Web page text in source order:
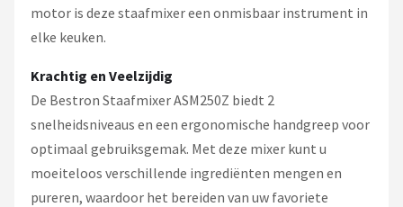
motor is deze staafmixer een onmisbaar instrument in
elke keuken.
Krachtig en Veelzijdig
De Bestron Staafmixer ASM250Z biedt 2
snelheidsniveaus en een ergonomische handgreep voor
optimaal gebruiksgemak. Met deze mixer kunt u
moeiteloos verschillende ingrediënten mengen en
pureren, waardoor het bereiden van uw favoriete